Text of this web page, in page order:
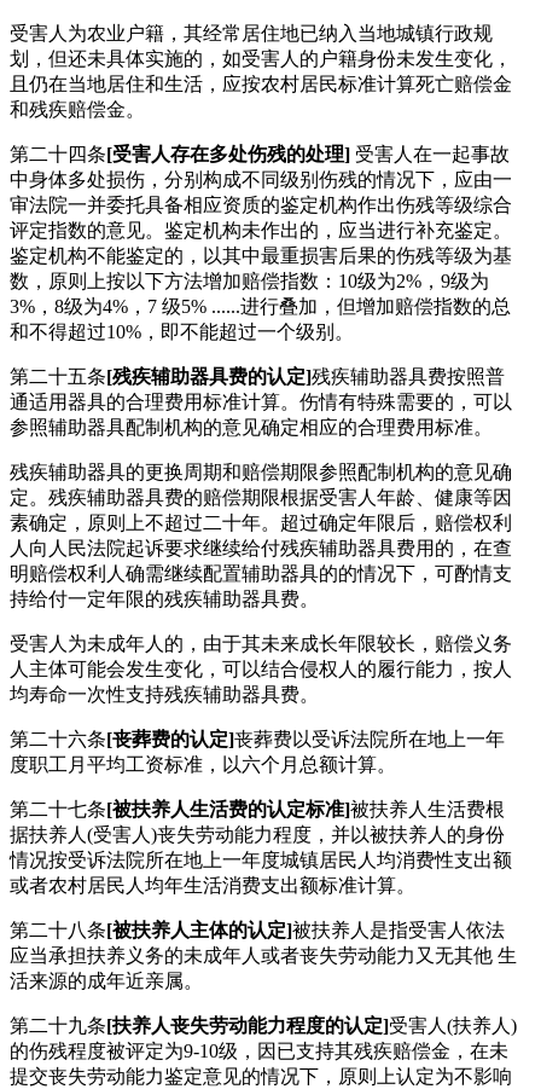
受害人为农业户籍，其经常居住地已纳入当地城镇行政规
划，但还未具体实施的，如受害人的户籍身份未发生变化，
且仍在当地居住和生活，应按农村居民标准计算死亡赔偿金
和残疾赔偿金。
第二十四条[受害人存在多处伤残的处理] 受害人在一起事故
中身体多处损伤，分别构成不同级别伤残的情况下，应由一
审法院一并委托具备相应资质的鉴定机构作出伤残等级综合
评定指数的意见。鉴定机构未作出的，应当进行补充鉴定。
鉴定机构不能鉴定的，以其中最重损害后果的伤残等级为基
数，原则上按以下方法增加赔偿指数：10级为2%，9级为
3%，8级为4%，7 级5% ......进行叠加，但增加赔偿指数的总
和不得超过10%，即不能超过一个级别。
第二十五条[残疾辅助器具费的认定]残疾辅助器具费按照普
通适用器具的合理费用标准计算。伤情有特殊需要的，可以
参照辅助器具配制机构的意见确定相应的合理费用标准。
残疾辅助器具的更换周期和赔偿期限参照配制机构的意见确
定。残疾辅助器具费的赔偿期限根据受害人年龄、健康等因
素确定，原则上不超过二十年。超过确定年限后，赔偿权利
人向人民法院起诉要求继续给付残疾辅助器具费用的，在查
明赔偿权利人确需继续配置辅助器具的的情况下，可酌情支
持给付一定年限的残疾辅助器具费。
受害人为未成年人的，由于其未来成长年限较长，赔偿义务
人主体可能会发生变化，可以结合侵权人的履行能力，按人
均寿命一次性支持残疾辅助器具费。
第二十六条[丧葬费的认定]丧葬费以受诉法院所在地上一年
度职工月平均工资标准，以六个月总额计算。
第二十七条[被扶养人生活费的认定标准]被扶养人生活费根
据扶养人(受害人)丧失劳动能力程度，并以被扶养人的身份
情况按受诉法院所在地上一年度城镇居民人均消费性支出额
或者农村居民人均年生活消费支出额标准计算。
第二十八条[被扶养人主体的认定]被扶养人是指受害人依法
应当承担扶养义务的未成年人或者丧失劳动能力又无其他 生
活来源的成年近亲属。
第二十九条[扶养人丧失劳动能力程度的认定]受害人(扶养人)
的伤残程度被评定为9-10级，因已支持其残疾赔偿金，在未
提交丧失劳动能力鉴定意见的情况下，原则上认定为不影响